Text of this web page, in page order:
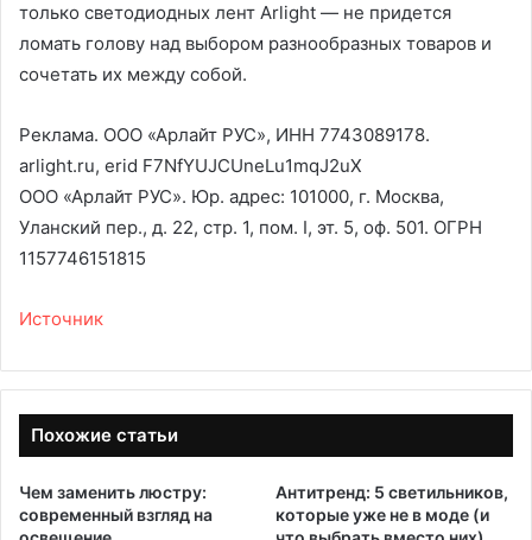
только светодиодных лент Arlight — не придется
ломать голову над выбором разнообразных товаров и
сочетать их между собой.
Реклама. ООО «Арлайт РУС», ИНН 7743089178.
arlight.ru, erid F7NfYUJCUneLu1mqJ2uX
ООО «Арлайт РУС». Юр. адрес: 101000, г. Москва,
Уланский пер., д. 22, стр. 1, пом. I, эт. 5, оф. 501. ОГРН
1157746151815
Источник
Похожие статьи
Чем заменить люстру:
современный взгляд на
Антитренд: 5 светильников,
которые уже не в моде (и